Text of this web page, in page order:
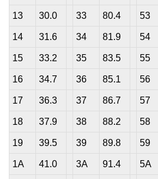
13 30.0 33 80.4 53
14 31.6 34 81.9 54
15 33.2 35 83.5 55
16 34.7 36 85.1 56
17 36.3 37 86.7 57
18 37.9 38 88.2 58
19 39.5 39 89.8 59
1A 41.0 3A 91.4 5A